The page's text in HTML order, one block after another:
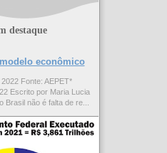
destaque
econômico
Fonte: AEPET*
Escrito por Maria Lucia
Brasil não é falta de re...